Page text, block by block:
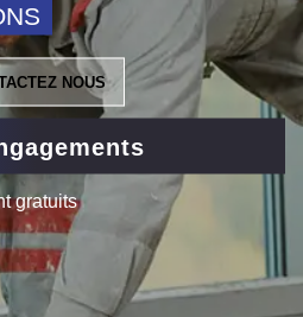
NOUS
gratuits